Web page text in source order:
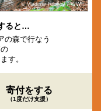
© Vladimir Filonov / WWF
ると…
の森で行なう
す。
寄付をする
（1度だけ支援）